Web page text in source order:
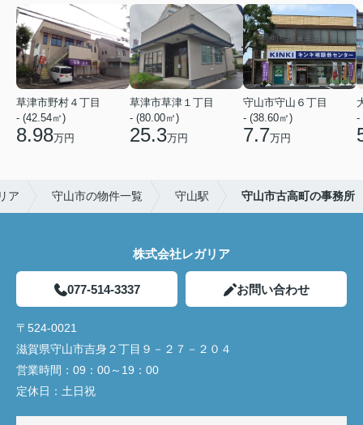
草津市野村４丁目
- (42.54㎡)
8.98万円
草津市草津１丁目
- (80.00㎡)
25.3万円
守山市守山６丁目
- (38.60㎡)
7.7万円
-
ア 守山市の物件一覧 守山駅 守山市古高町の事務所
株式会社レガリア
077-514-3337 お問い合わせ
〒524-0021
滋賀県守山市吉身２丁目９－２７－２０４
営業時間： 09：00～19：00
定休日： 土日祝